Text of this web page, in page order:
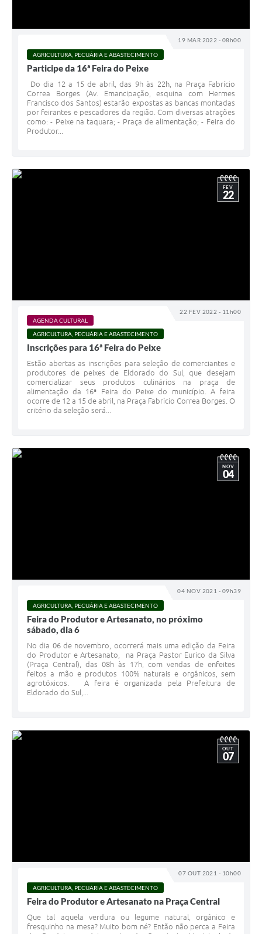
19 MAR 2022 - 08h00
AGRICULTURA, PECUÁRIA E ABASTECIMENTO
Participe da 16ª Feira do Peixe
Do dia 12 a 15 de abril, das 9h às 22h, na Praça Fabrício
Correa Borges (Av. Emancipação, esquina com Hermes
Francisco dos Santos) estarão expostas as bancas montadas
por feirantes e pescadores da região. Com diversas atrações
como: - Peixe na taquara; - Praça de alimentação; - Feira do
Produtor...
22 FEV 2022 - 11h00
FEV
22
AGENDA CULTURAL
AGRICULTURA, PECUÁRIA E ABASTECIMENTO
Inscrições para 16ª Feira do Peixe
Estão abertas as inscrições para seleção de comerciantes e
produtores de peixes de Eldorado do Sul, que desejam
comercializar seus produtos culinários na praça de
alimentação da 16ª Feira do Peixe do município. A feira
ocorre de 12 a 15 de abril, na Praça Fabrício Correa Borges. O
critério da seleção será...
04 NOV 2021 - 09h39
NOV
04
AGRICULTURA, PECUÁRIA E ABASTECIMENTO
Feira do Produtor e Artesanato, no próximo
sábado, dia 6
No dia 06 de novembro, ocorrerá mais uma edição da Feira
do Produtor e Artesanato, na Praça Pastor Eurico da Silva
(Praça Central), das 08h às 17h, com vendas de enfeites
feitos a mão e produtos 100% naturais e orgânicos, sem
agrotóxicos. A feira é organizada pela Prefeitura de
Eldorado do Sul,...
07 OUT 2021 - 10h00
OUT
07
AGRICULTURA, PECUÁRIA E ABASTECIMENTO
Feira do Produtor e Artesanato na Praça Central
Que tal aquela verdura ou legume natural, orgânico e
fresquinho na mesa? Muito bom né? Então não perca a Feira